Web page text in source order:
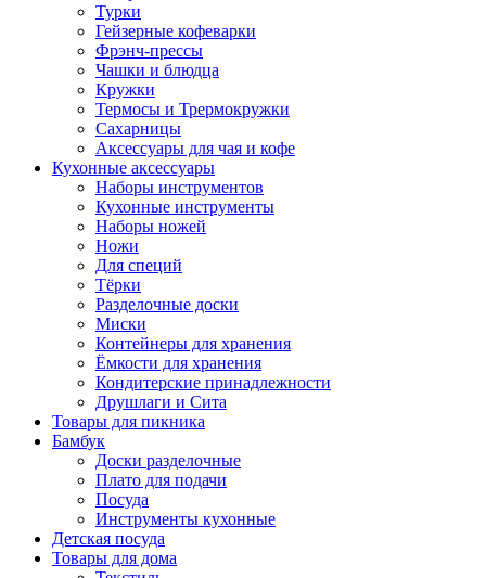
Турки
Гейзерные кофеварки
Фрэнч-прессы
Чашки и блюдца
Кружки
Термосы и Трермокружки
Сахарницы
Аксессуары для чая и кофе
Кухонные аксессуары
Наборы инструментов
Кухонные инструменты
Наборы ножей
Ножи
Для специй
Тёрки
Разделочные доски
Миски
Контейнеры для хранения
Ёмкости для хранения
Кондитерские принадлежности
Друшлаги и Сита
Товары для пикника
Бамбук
Доски разделочные
Плато для подачи
Посуда
Инструменты кухонные
Детская посуда
Товары для дома